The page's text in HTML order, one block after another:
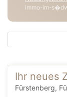
immo-im-
Ihr neues
Fürstenberg,